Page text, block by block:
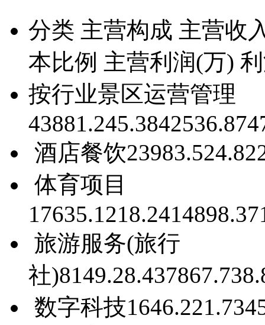
分类 主营构成 主营收
本比例 主营利润(万)
按行业景区运营管理
43881.245.3842536.87
酒店餐饮23983.524.8
体育项目
17635.1218.2414898.37
旅游服务(旅行
社)8149.28.437867.73
数字科技1646.221.7